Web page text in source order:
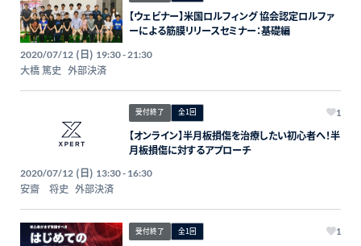
【ウェビナー】米国ロルフィング 協会認定ロルファ
ーによる筋膜リリースセミナー：基礎編
2020/07/12 (日) 19:30 - 21:30
大橋 篤史 外部決済
受付終了 全1回 1
【オンライン】半月板損傷を治療したい初心者へ！半
月板損傷に対するアプローチ
2020/07/12 (日) 13:30 - 16:30
安齋 将史 外部決済
受付終了 全1回 1